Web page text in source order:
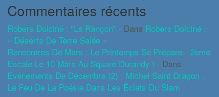
Commentaires récents
Robers Dolciné : "La Rançon" - Dans Robers Dolciné :
« Déserts De Terre Salée »
Rencontres De Mars : Le Printemps Se Prépare - 2ème
Escale Le 10 Mars Au Square Durandy ! - Dans
Evénements De Décembre (2) : Michel Saint Dragon ,
Le Feu De La Poésie Dans Les Éclats Du Slam